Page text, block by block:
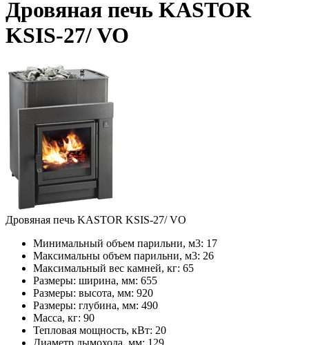
Дровяная печь KASTOR
KSIS-27/ VO
Дровяная печь KASTOR KSIS-27/ VO
Минимальный объем парильни, м3: 17
Максимальны объем парильни, м3: 26
Максимальный вес камней, кг: 65
Размеры: ширина, мм: 655
Размеры: высота, мм: 920
Размеры: глубина, мм: 490
Масса, кг: 90
Тепловая мощность, кВт: 20
Диаметр дымохода, мм: 129